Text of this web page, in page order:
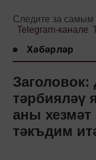
Следите за
Telegram-канале
Хәбәрләр
тәрбияләү
аны хезмәт
тәкъдим